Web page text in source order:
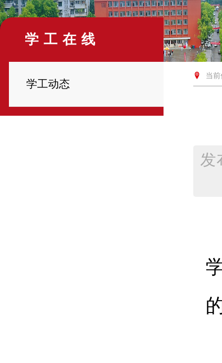
学工在线
学工动态
当
发